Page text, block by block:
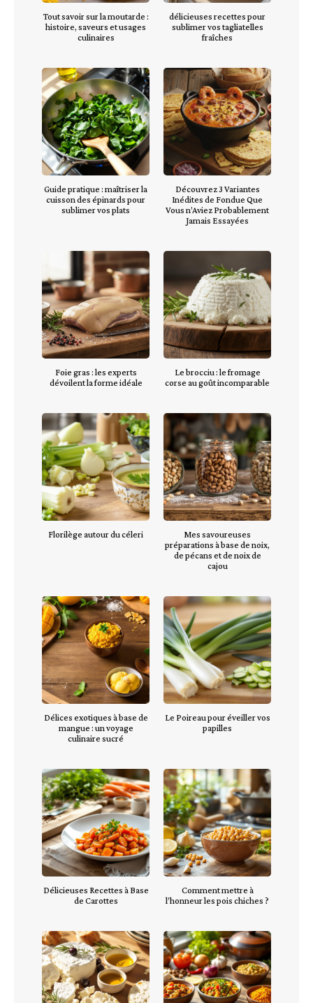
Tout savoir sur la moutarde :
histoire, saveurs et usages
culinaires
délicieuses recettes pour
sublimer vos tagliatelles
fraîches
Guide pratique : maîtriser la
cuisson des épinards pour
sublimer vos plats
Découvrez 3 Variantes
Inédites de Fondue Que
Vous n’Aviez Probablement
Jamais Essayées
Foie gras : les experts
dévoilent la forme idéale
Le brocciu : le fromage
corse au goût incomparable
Florilège autour du céleri
Mes savoureuses
préparations à base de noix,
de pécans et de noix de
cajou
Délices exotiques à base de
mangue : un voyage
culinaire sucré
Le Poireau pour éveiller vos
papilles
Délicieuses Recettes à Base
de Carottes
Comment mettre à
l’honneur les pois chiches ?